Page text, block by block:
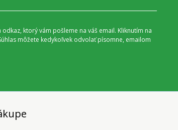
ktorý vám pošleme na váš email. Kliknutím na
môžete kedykoľvek odvolať písomne, emailom